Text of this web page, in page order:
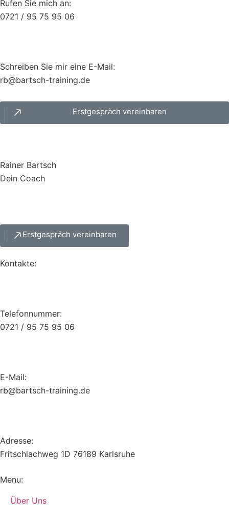
Rufen Sie mich an:
0721 / 95 75 95 06
Schreiben Sie mir eine E-Mail:
ed.gn
iniar
t-hcs
trab@
br
Erstgespräch vereinbaren
Rainer Bartsch
Dein Coach
Erstgespräch vereinbaren
Kontakte:
Telefonnummer:
0721 / 95 75 95 06
E-Mail:
ed.gn
iniar
t-hcs
trab@
br
Adresse:
Fritschlachweg 1D 76189 Karlsruhe
Menu:
Über Uns